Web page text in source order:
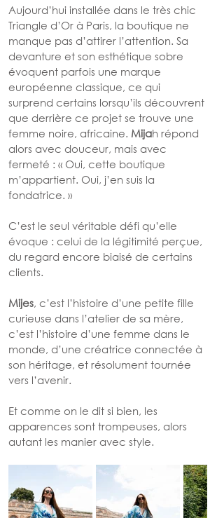
Aujourd’hui installée dans le très chic
Triangle d’Or à Paris, la boutique ne
manque pas d’attirer l’attention. Sa
devanture et son esthétique sobre
évoquent parfois une marque
européenne classique, ce qui
surprend certains lorsqu’ils découvrent
que derrière ce projet se trouve une
femme noire, africaine. Mijah répond
alors avec douceur, mais avec
fermeté : « Oui, cette boutique
m’appartient. Oui, j’en suis la
fondatrice. »
C’est le seul véritable défi qu’elle
évoque : celui de la légitimité perçue,
du regard encore biaisé de certains
clients.
Mijes, c’est l’histoire d’une petite fille
curieuse dans l’atelier de sa mère,
c’est l’histoire d’une femme dans le
monde, d’une créatrice connectée à
son héritage, et résolument tournée
vers l’avenir.
Et comme on le dit si bien, les
apparences sont trompeuses, alors
autant les manier avec style.